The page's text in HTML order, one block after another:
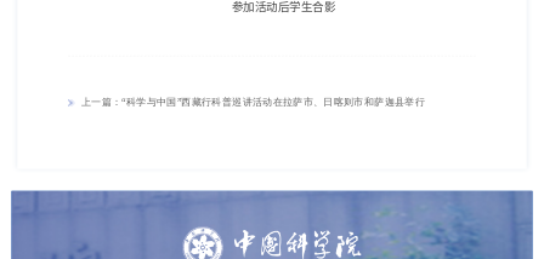
参加活动后学生合影
上一篇：“科学与中国”西藏行科普巡讲活动在拉萨市、日喀则市和萨迦县举行